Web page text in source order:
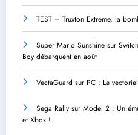
TEST – Truxton Extreme, la
Super Mario Sunshine sur
Boy débarquent en août
VectaGuard sur PC : Le
Sega Rally sur Model 2 : Un
et Xbox !